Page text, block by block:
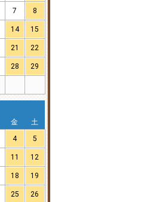
7 8
14 15
21 22
28 29
金
土
4 5
11 12
18 19
25 26